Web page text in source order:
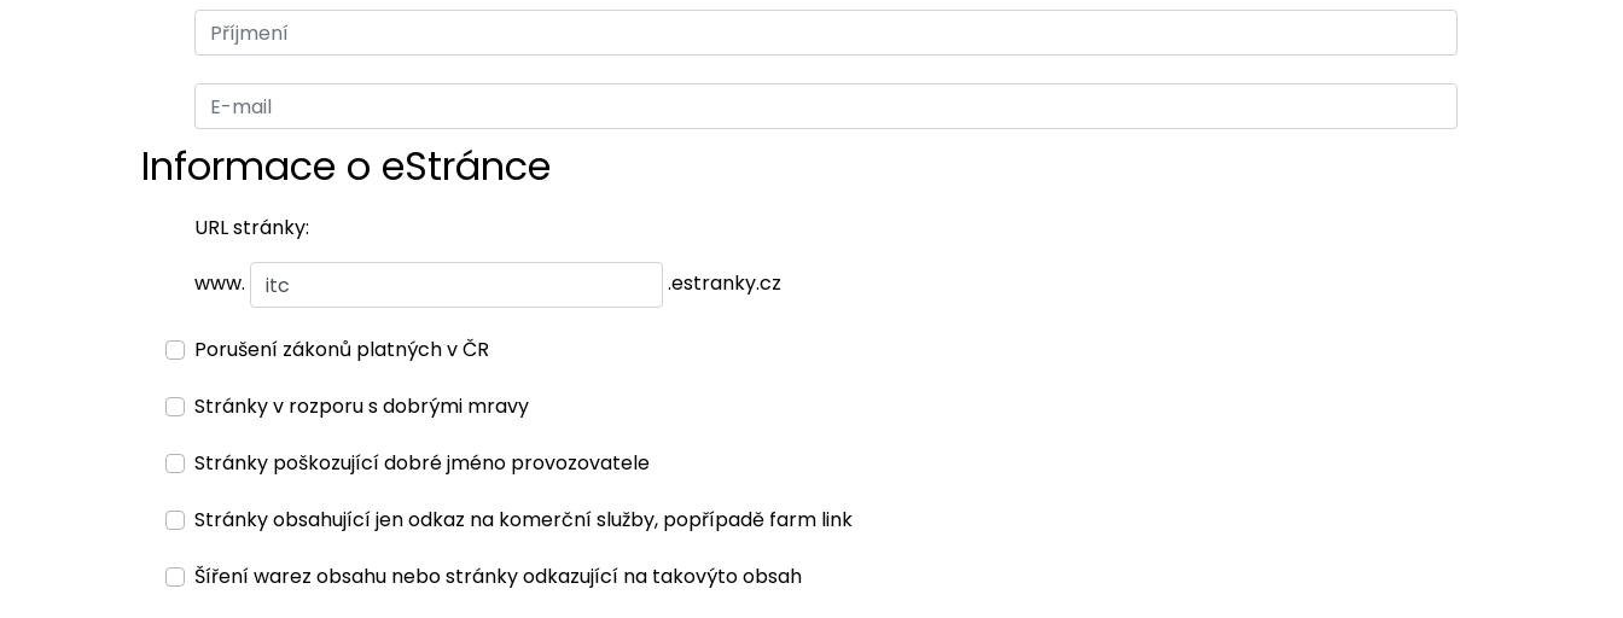
Informace o eStránce
URL stránky:
www. .estranky.cz
Porušení zákonů platných v ČR
Stránky v rozporu s dobrými mravy
Stránky poškozující dobré jméno provozovatele
Stránky obsahující jen odkaz na komerční služby, popřípadě farm link
Šíření warez obsahu nebo stránky odkazující na takovýto obsah